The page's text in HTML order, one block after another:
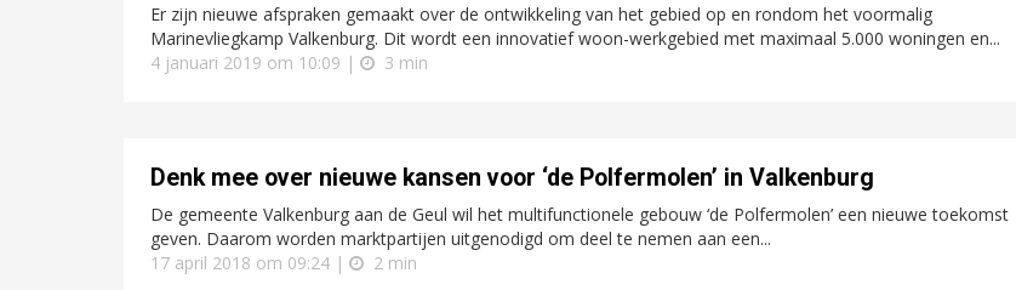
Er zijn nieuwe afspraken gemaakt over de ontwikkeling van het gebied op en rondom het voormalig
Marinevliegkamp Valkenburg. Dit wordt een innovatief woon-werkgebied met maximaal 5.000 woningen en...
4 januari 2019 om 10:09 |
3 min
Denk mee over nieuwe kansen voor ‘de Polfermolen’ in Valkenburg
De gemeente Valkenburg aan de Geul wil het multifunctionele gebouw ‘de Polfermolen’ een nieuwe toekomst
geven. Daarom worden marktpartijen uitgenodigd om deel te nemen aan een...
17 april 2018 om 09:24 |
2 min